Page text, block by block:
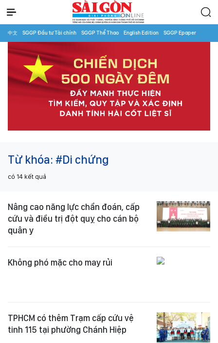
中文 SGGP Đầu tư Tài chính SGGP Thể Thao English Edition SGGP Epaper
Từ khóa: #Di chứng
có 14 kết quả
Nâng cao năng lực chẩn đoán, cấp
cứu và điều trị đột quỵ cho cán bộ
quân y
Không phó mặc cho may rủi
TPHCM có thêm Trạm cấp cứu vệ
tinh 115 tại phường Chánh Hiệp